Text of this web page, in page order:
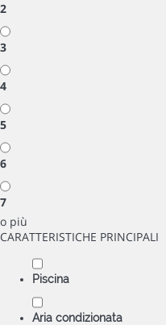
2
3
4
5
6
7
o più
CARATTERISTICHE PRINCIPALI
Piscina
Aria condizionata